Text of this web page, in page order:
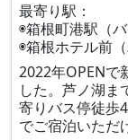
最寄り駅：
◉箱根町港駅（
◉箱根ホテル前
2022年OPENで
した。芦ノ湖ま
寄りバス停徒歩
でご宿泊いただ